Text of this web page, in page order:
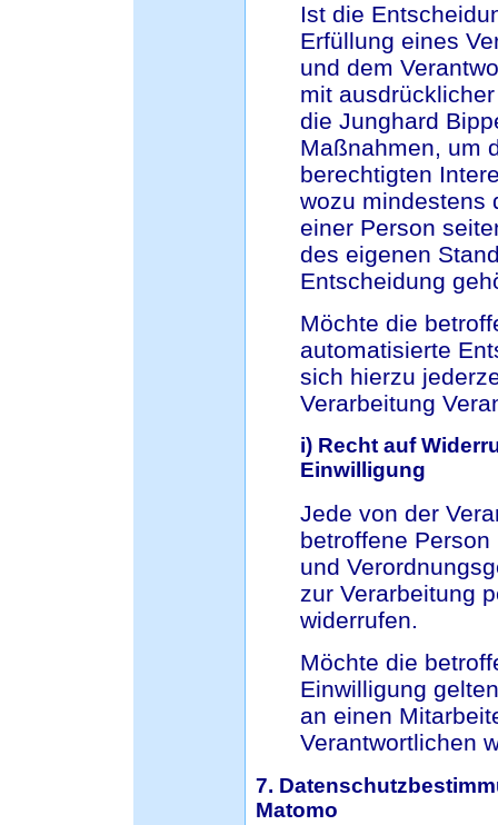
Ist die
Erfüllung eines
und dem
mit
die Junghard
Maßnahmen, um
berechtigten
wozu mindestens
einer Person
des eigenen
Entscheidung
Möchte die
automatisierte
sich hierzu
Verarbeitung
i) Recht auf
Einwilligung
Jede von der
betroffene
und
zur Verarbeitung
widerrufen.
Möchte die
Einwilligung
an einen
Verantwortlichen
7.
Matomo